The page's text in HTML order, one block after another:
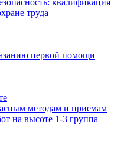
квалификация
труда
первой помощи
методам и приемам
на высоте 1-3 группа